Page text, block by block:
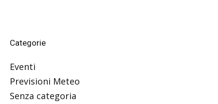
Categorie
Eventi
Previsioni Meteo
Senza categoria